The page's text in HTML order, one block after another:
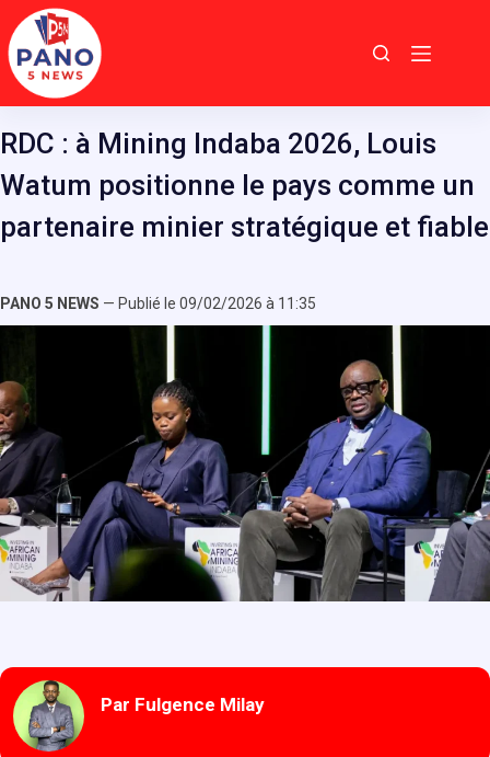
Passer
au
contenu
RDC : à Mining Indaba 2026, Louis
Watum positionne le pays comme un
partenaire minier stratégique et fiable
PANO 5 NEWS — Publié le 09/02/2026 à 11:35
Par Fulgence Milay